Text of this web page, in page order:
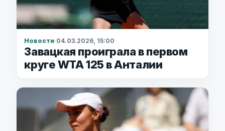
Новости·04.03.2026, 15:00
Завацкая проиграла в первом
круге WTA 125 в Анталии